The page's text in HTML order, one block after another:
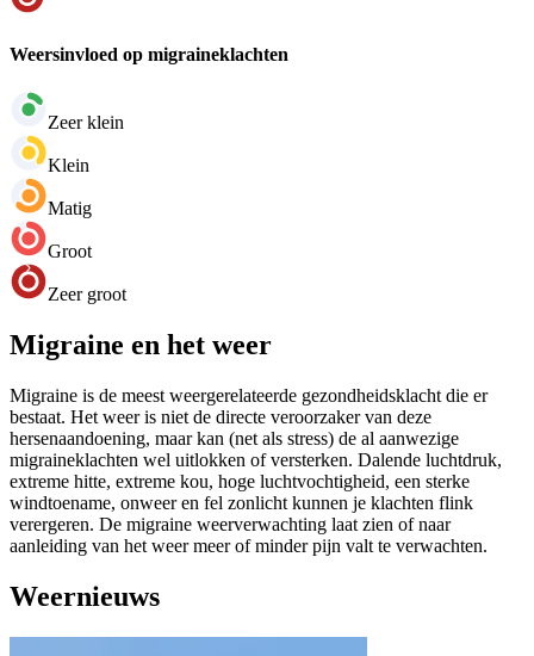
Weersinvloed op migraineklachten
Zeer klein
Klein
Matig
Groot
Zeer groot
Migraine en het weer
Migraine is de meest weergerelateerde gezondheidsklacht die er
bestaat. Het weer is niet de directe veroorzaker van deze
hersenaandoening, maar kan (net als stress) de al aanwezige
migraineklachten wel uitlokken of versterken. Dalende luchtdruk,
extreme hitte, extreme kou, hoge luchtvochtigheid, een sterke
windtoename, onweer en fel zonlicht kunnen je klachten flink
verergeren. De migraine weerverwachting laat zien of naar
aanleiding van het weer meer of minder pijn valt te verwachten.
Weernieuws